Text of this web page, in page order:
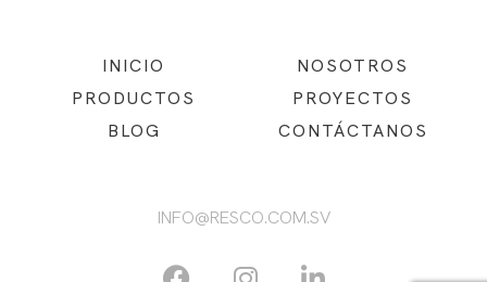
INICIO
NOSOTROS
PRODUCTOS
PROYECTOS
BLOG
CONTÁCTANOS
INFO@RESCO.COM.SV